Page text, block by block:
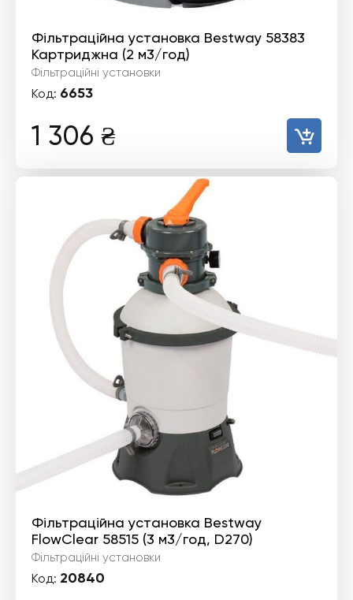
Фільтраційна установка Bestway 58383
Картриджна (2 м3/год)
Фільтраційні установки
Код: 6653
1 306 ₴
Фільтраційна установка Bestway
FlowClear 58515 (3 м3/год, D270)
Фільтраційні установки
Код: 20840